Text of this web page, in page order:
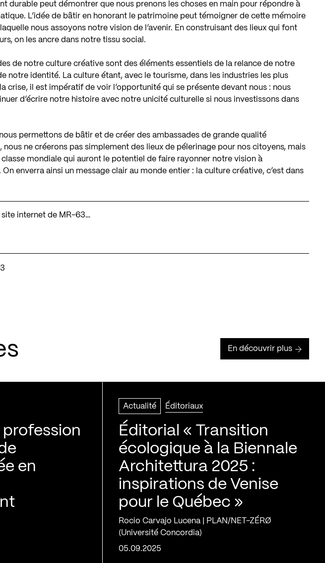
durable peut démontrer que nous prenons les choses en main pour répondre à
L’idée de bâtir en honorant le patrimoine peut témoigner de cette mémoire
nous assoyons notre vision de l’avenir. En construisant des lieux qui font
on les ancre dans notre tissu social.
de notre culture créative sont des éléments essentiels de la relance de notre
notre identité. La culture étant, avec le tourisme, dans les industries les plus
crise, il est impératif de voir l’opportunité qui se présente devant nous : nous
d’écrire notre histoire avec notre unicité culturelle si nous investissons dans
permettons de bâtir et de créer des ambassades de grande qualité
nous ne créerons pas simplement des lieux de pélerinage pour nos citoyens, mais
classe mondiale qui auront le potentiel de faire rayonner notre vision à
On enverra ainsi un message clair au monde entier : la culture créative, c’est dans
site internet de MR-63…
En découvrir plus
en
Actualité Éditoriaux
Éditorial « Transition
écologique à la Biennale
Architettura 2025 :
inspirations de Venise
pour le Québec »
Rocio Carvajo Lucena | PLAN/NET-ZÉRØ
(Université Concordia)
05.09.2025